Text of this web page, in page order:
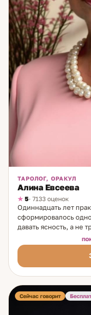
ТАРОЛОГ, ОРАКУЛ
Алина Евсеева
5· 7133 оценок
Одиннадцать лет
сформировалось
давать ясность, а не
выхода, никакой
консультации. Я
простых игральных
сразу убедилась:
совпадает с
профессиональное
рабочий метод. На
Сейчас говорит